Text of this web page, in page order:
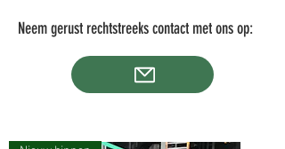
Neem gerust rechtstreeks contact met ons op: